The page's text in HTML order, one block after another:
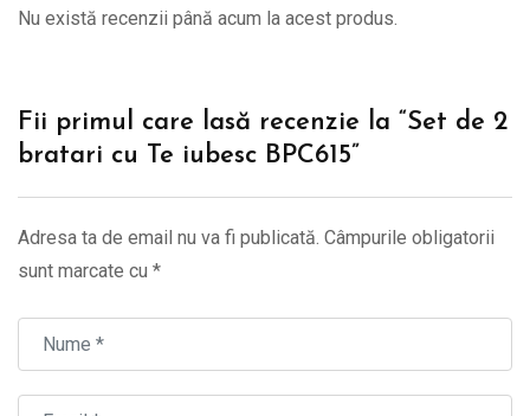
Nu există recenzii până acum la acest produs.
Fii primul care lasă recenzie la “Set de 2
bratari cu Te iubesc BPC615”
Adresa ta de email nu va fi publicată. Câmpurile obligatorii
sunt marcate cu *